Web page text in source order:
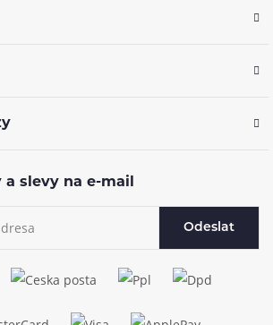
slevy na e-mail
Odeslat